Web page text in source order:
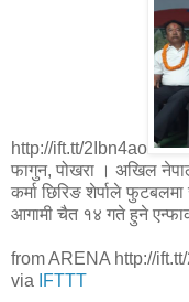
http://ift.tt/2Ibn4ao
फागुन, पोखरा । अखिल
कर्मा छिरिङ शेर्पाले
आगामी चैत १४ गते हुने
from ARENA http://
via
IFTTT